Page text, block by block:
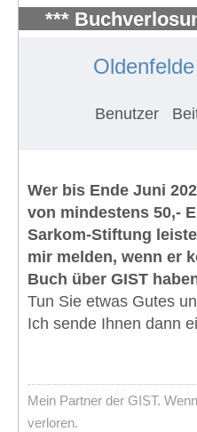
***
Oldenfelde
Benutzer
Wer bis Ende Juni
von mindestens 50,-
Sarkom-Stiftung
mir melden, wenn er
Buch über GIST
Tun Sie etwas Gutes
Ich sende Ihnen dann
Mein Partner der GIST.
verloren.